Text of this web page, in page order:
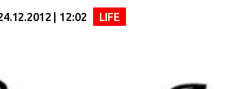
| 12:02 LIFE